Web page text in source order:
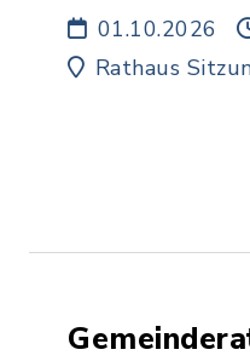
01.10.2026
Rathaus